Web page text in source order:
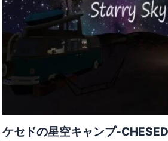
ケセドの星空キャンプ-